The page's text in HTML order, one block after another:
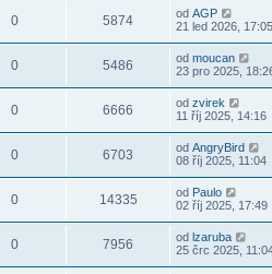
0 5874 od AGP
21 led 2026, 17:05
0 5486 od moucan
23 pro 2025,
0 6666 od zvirek
11 říj 2025, 14:16
0 6703 od AngryBird
08 říj 2025, 11:04
0 14335 od Paulo
02 říj 2025, 17:49
0 7956 od lzaruba
25 črc 2025,